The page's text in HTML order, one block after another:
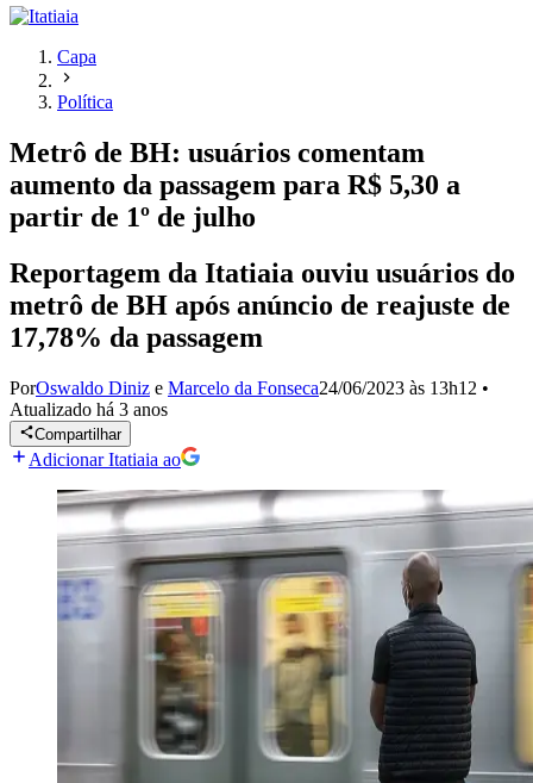
Capa
Política
Metrô de BH: usuários comentam
aumento da passagem para R$ 5,30 a
partir de 1º de julho
Reportagem da Itatiaia ouviu usuários do
metrô de BH após anúncio de reajuste de
17,78% da passagem
PorOswaldo Diniz e Marcelo da Fonseca24/06/2023 às 13h12 •
Atualizado há 3 anos
Compartilhar
Adicionar Itatiaia ao